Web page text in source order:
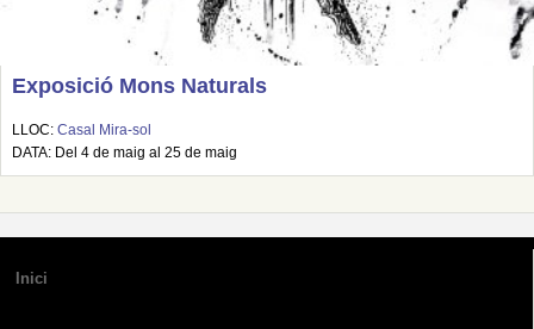
Exposició Mons Naturals
LLOC: Casal Mira-sol
DATA: Del 4 de maig al 25 de maig
Inici